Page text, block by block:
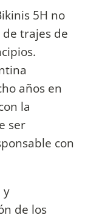
5H no
trajes de
años en
la
ser
con
y
de los